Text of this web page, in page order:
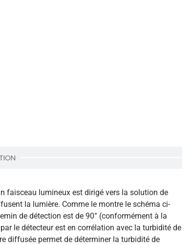
faisceau lumineux est dirigé vers la solution de
la lumière. Comme le montre le schéma ci-
de détection est de 90° (conformément à la
le détecteur est en corrélation avec la turbidité de
diffusée permet de déterminer la turbidité de